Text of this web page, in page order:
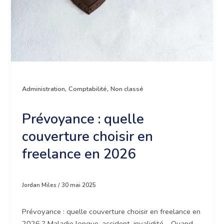
Espace client
Administration,Comptabilité,Non classé
Prévoyance : quelle
couverture choisir en
freelance en 2026
Jordan Miles/30 mai 2025
Prévoyance : quelle couverture choisir en freelance en